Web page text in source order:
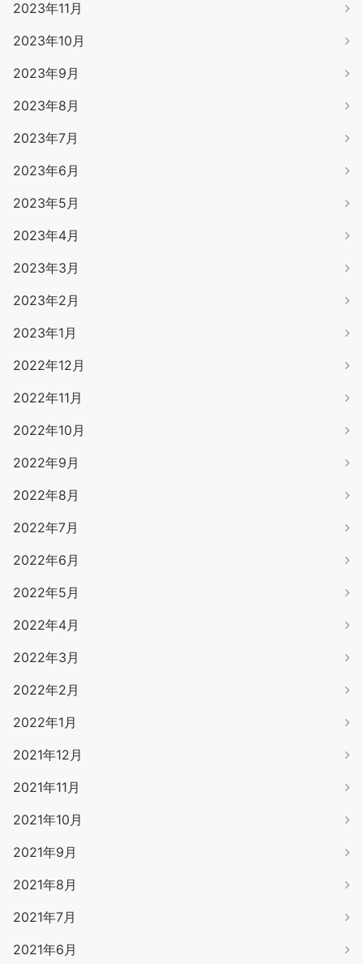
2023年11月
2023年10月
2023年9月
2023年8月
2023年7月
2023年6月
2023年5月
2023年4月
2023年3月
2023年2月
2023年1月
2022年12月
2022年11月
2022年10月
2022年9月
2022年8月
2022年7月
2022年6月
2022年5月
2022年4月
2022年3月
2022年2月
2022年1月
2021年12月
2021年11月
2021年10月
2021年9月
2021年8月
2021年7月
2021年6月